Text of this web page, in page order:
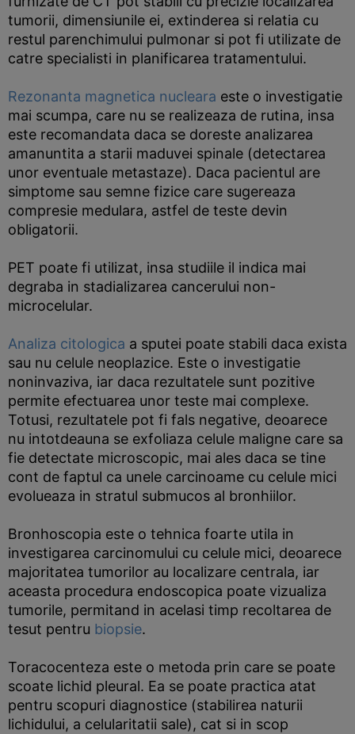
tumorii, dimensiunile ei, extinderea si relatia cu
restul parenchimului pulmonar si pot fi utilizate de
catre specialisti in planificarea tratamentului.
Rezonanta magnetica nucleara este o investigatie
mai scumpa, care nu se realizeaza de rutina, insa
este recomandata daca se doreste analizarea
amanuntita a starii maduvei spinale (detectarea
unor eventuale metastaze). Daca pacientul are
simptome sau semne fizice care sugereaza
compresie medulara, astfel de teste devin
obligatorii.
PET poate fi utilizat, insa studiile il indica mai
degraba in stadializarea cancerului non-
microcelular.
Analiza citologica a sputei poate stabili daca exista
sau nu celule neoplazice. Este o investigatie
noninvaziva, iar daca rezultatele sunt pozitive
permite efectuarea unor teste mai complexe.
Totusi, rezultatele pot fi fals negative, deoarece
nu intotdeauna se exfoliaza celule maligne care sa
fie detectate microscopic, mai ales daca se tine
cont de faptul ca unele carcinoame cu celule mici
evolueaza in stratul submucos al bronhiilor.
Bronhoscopia este o tehnica foarte utila in
investigarea carcinomului cu celule mici, deoarece
majoritatea tumorilor au localizare centrala, iar
aceasta procedura endoscopica poate vizualiza
tumorile, permitand in acelasi timp recoltarea de
tesut pentru biopsie.
Toracocenteza este o metoda prin care se poate
scoate lichid pleural. Ea se poate practica atat
pentru scopuri diagnostice (stabilirea naturii
lichidului, a celularitatii sale), cat si in scop